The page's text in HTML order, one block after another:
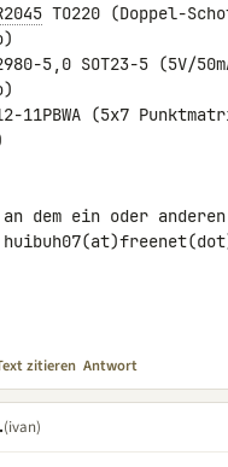
TO220 (Doppel-
5,0 SOT23-5
11PBWA (5x7
an dem ein oder
zitieren Antwort
(ivan)